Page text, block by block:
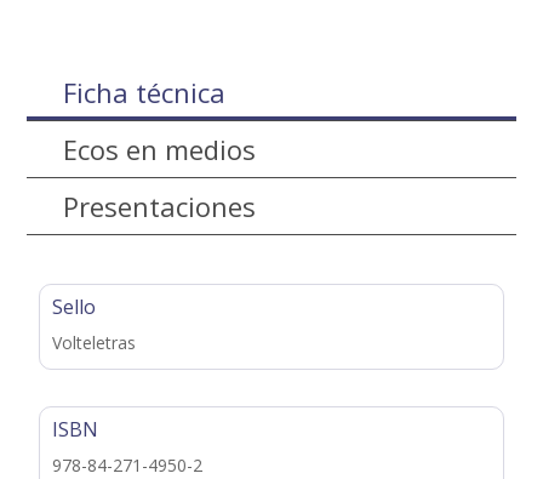
Ficha técnica
Ecos en medios
Presentaciones
Sello
Volteletras
ISBN
978-84-271-4950-2